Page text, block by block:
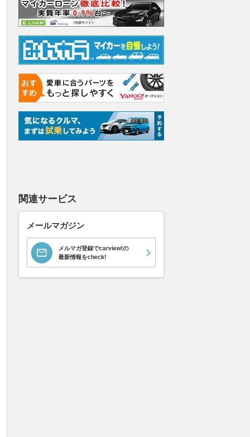
関連サービス
メールマガジン
メルマガ登録でcarview!の
最新情報をcheck!